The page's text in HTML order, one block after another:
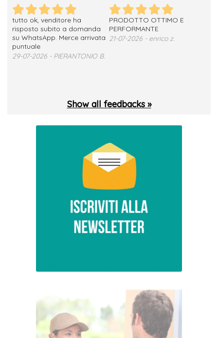
tutto ok, venditore ha
risposto subito a domanda
su WhatsApp. Merce arrivata
puntuale
29-07-2026 - PIERANTONIO B.
PRODOTTO OTTIMO E
PERFORMANTE
21-07-2026 - enrico z.
Show all feedbacks »